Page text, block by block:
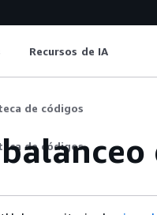
Recursos de IA
de códigos
de códigos